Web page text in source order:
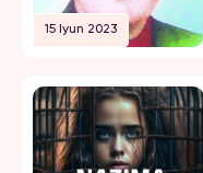
15 Iyun 2023